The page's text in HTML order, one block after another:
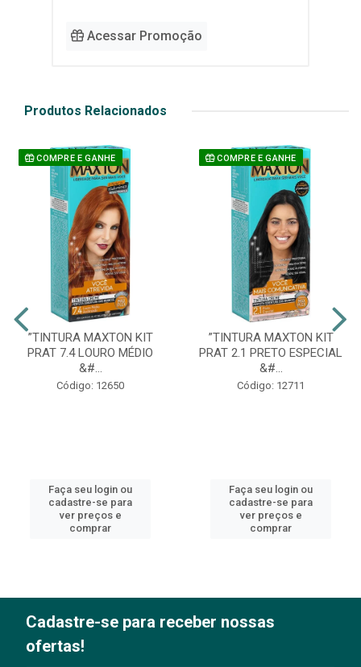
Acessar Promoção
Produtos Relacionados
COMPRE E GANHE
”TINTURA MAXTON KIT
PRAT 7.4 LOURO MÉDIO
&#...
Código: 12650
Faça seu login ou
cadastre-se para
ver preços e
comprar
COMPRE E GANHE
”TINTURA MAXTON KIT
PRAT 2.1 PRETO ESPECIAL
&#...
Código: 12711
Faça seu login ou
cadastre-se para
ver preços e
comprar
Cadastre-se para receber nossas
ofertas!